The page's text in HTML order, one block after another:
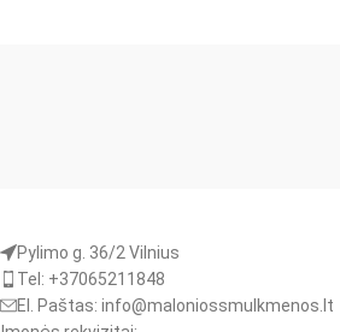
Pylimo g. 36/2 Vilnius
Tel: +37065211848
El. Paštas: info@maloniossmulkmenos.lt